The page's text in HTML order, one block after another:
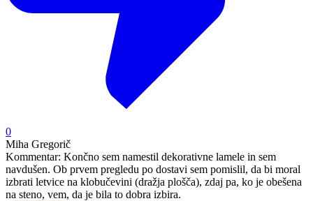
0
Miha Gregorič
Kommentar: Končno sem namestil dekorativne lamele in sem
navdušen. Ob prvem pregledu po dostavi sem pomislil, da bi moral
izbrati letvice na klobučevini (dražja plošča), zdaj pa, ko je obešena
na steno, vem, da je bila to dobra izbira.